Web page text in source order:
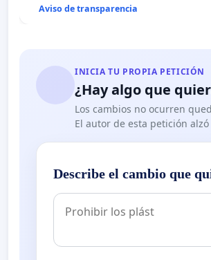
Aviso de transparencia
INICIA TU PROPIA PETICIÓN
¿Hay algo que
Los cambios no ocurren
El autor de esta petición
Describe el cambio que